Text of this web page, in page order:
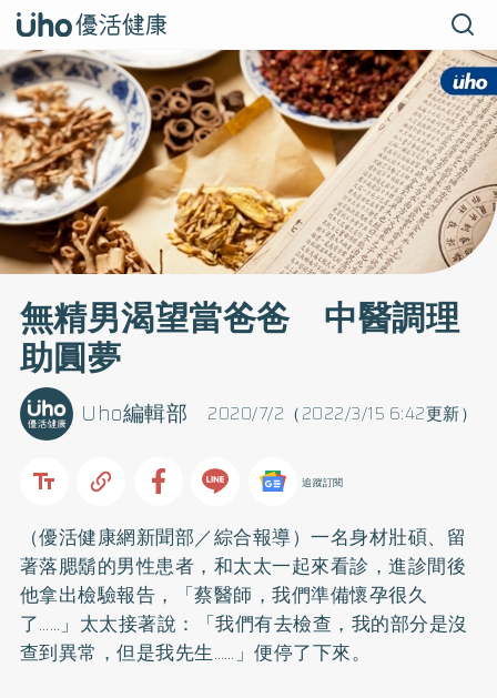
無精男渴望當爸爸 中醫調理
助圓夢
2020/7/2（2022/3/15 6:42更新）
Uho編輯部
追蹤訂閱
（優活健康網新聞部／綜合報導）一名身材壯碩、留
著落腮鬍的男性患者，和太太一起來看診，進診間後
他拿出檢驗報告，「蔡醫師，我們準備懷孕很久
了……」太太接著說：「我們有去檢查，我的部分是沒
查到異常，但是我先生……」便停了下來。